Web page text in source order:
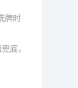
牌时
底，